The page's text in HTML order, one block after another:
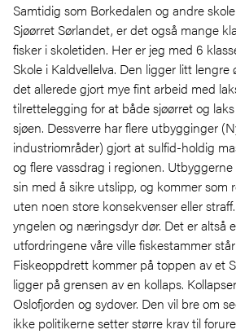
Samtidig som Borkedalen og andre
Sjøørret Sørlandet, er det også mange
fisker i skoletiden. Her er jeg med 6
Skole i Kaldvellelva. Den ligger litt lengre
det allerede gjort mye fint arbeid med
tilrettelegging for at både sjøørret og
sjøen. Dessverre har flere utbygginger
industriområder) gjort at sulfid-holdig
og flere vassdrag i regionen.
sin med å sikre utslipp, og kommer som
uten noen store konsekvenser eller
yngelen og næringsdyr dør. Det er altså
utfordringene våre ville fiskestammer
Fiskeoppdrett kommer på toppen av et
ligger på grensen av en kollaps.
Oslofjorden og sydover. Den vil bre om
ikke politikerne setter større krav til